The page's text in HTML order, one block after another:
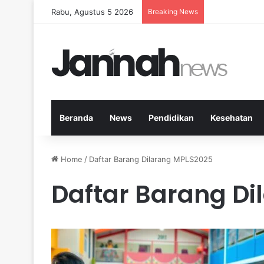
Rabu, Agustus 5 2026 Breaking News
Beranda News Pendidikan Kesehatan
Home / Daftar Barang Dilarang MPLS2025
Daftar Barang